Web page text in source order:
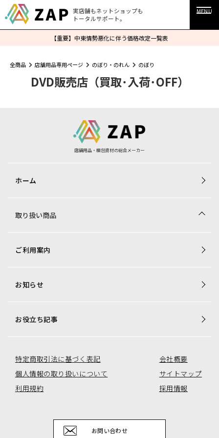
実店舗もネットショップも
トータルサポート。
MENU
【重要】中東情勢悪化に伴う価格改定一覧表
全商品 店舗用品専用ページ のぼり・のれん のぼり
DVD販売店（買取･入荷･OFF）
店舗用品・梱包資材の総合メーカー
ホーム
取り扱い商品
商品一覧
トレカ用ショーケース・消耗品
オリジナル商品一覧
ご利用案内
お知らせ
お役立ち記事
特定商取引法に基づく表記
個人情報の取り扱いについて
利用規約
会社概要
サイトマップ
採用情報
お問い合わせ